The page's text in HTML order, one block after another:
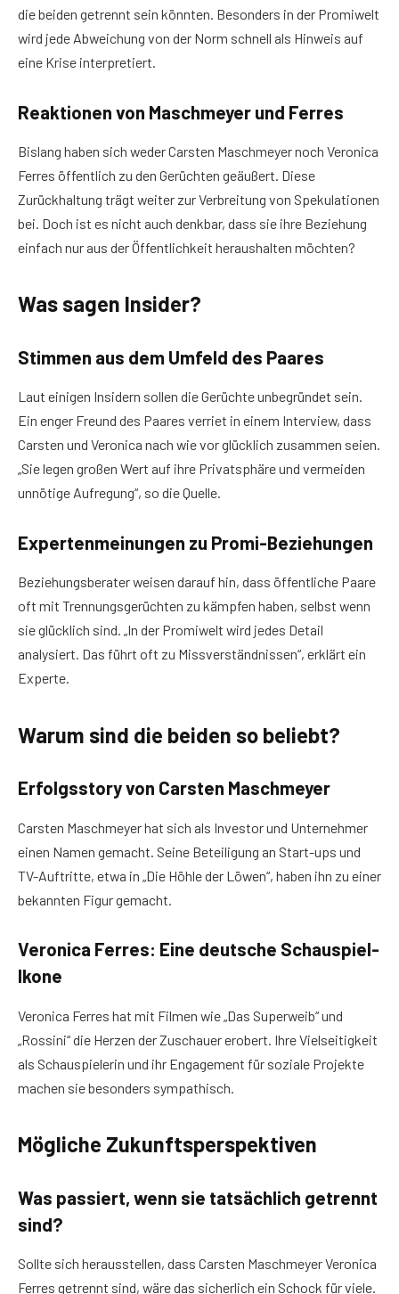
die beiden getrennt sein könnten. Besonders in der Promiwelt
wird jede Abweichung von der Norm schnell als Hinweis auf
eine Krise interpretiert.
Reaktionen von Maschmeyer und Ferres
Bislang haben sich weder Carsten Maschmeyer noch Veronica
Ferres öffentlich zu den Gerüchten geäußert. Diese
Zurückhaltung trägt weiter zur Verbreitung von Spekulationen
bei. Doch ist es nicht auch denkbar, dass sie ihre Beziehung
einfach nur aus der Öffentlichkeit heraushalten möchten?
Was sagen Insider?
Stimmen aus dem Umfeld des Paares
Laut einigen Insidern sollen die Gerüchte unbegründet sein.
Ein enger Freund des Paares verriet in einem Interview, dass
Carsten und Veronica nach wie vor glücklich zusammen seien.
„Sie legen großen Wert auf ihre Privatsphäre und vermeiden
unnötige Aufregung“, so die Quelle.
Expertenmeinungen zu Promi-Beziehungen
Beziehungsberater weisen darauf hin, dass öffentliche Paare
oft mit Trennungsgerüchten zu kämpfen haben, selbst wenn
sie glücklich sind. „In der Promiwelt wird jedes Detail
analysiert. Das führt oft zu Missverständnissen“, erklärt ein
Experte.
Warum sind die beiden so beliebt?
Erfolgsstory von Carsten Maschmeyer
Carsten Maschmeyer hat sich als Investor und Unternehmer
einen Namen gemacht. Seine Beteiligung an Start-ups und
TV-Auftritte, etwa in „Die Höhle der Löwen“, haben ihn zu einer
bekannten Figur gemacht.
Veronica Ferres: Eine deutsche Schauspiel-
Ikone
Veronica Ferres hat mit Filmen wie „Das Superweib“ und
„Rossini“ die Herzen der Zuschauer erobert. Ihre Vielseitigkeit
als Schauspielerin und ihr Engagement für soziale Projekte
machen sie besonders sympathisch.
Mögliche Zukunftsperspektiven
Was passiert, wenn sie tatsächlich getrennt
sind?
Sollte sich herausstellen, dass Carsten Maschmeyer Veronica
Ferres getrennt sind, wäre das sicherlich ein Schock für viele.